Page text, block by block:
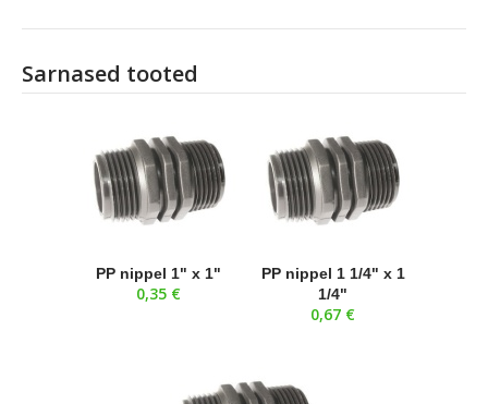
Sarnased tooted
PP nippel 1" x 1"
0,35 €
PP nippel 1 1/4" x 1
1/4"
0,67 €